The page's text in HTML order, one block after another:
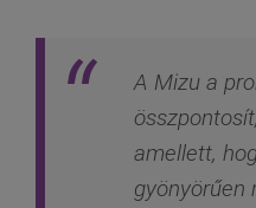
A Mizu a
amellett,
gyönyörűen